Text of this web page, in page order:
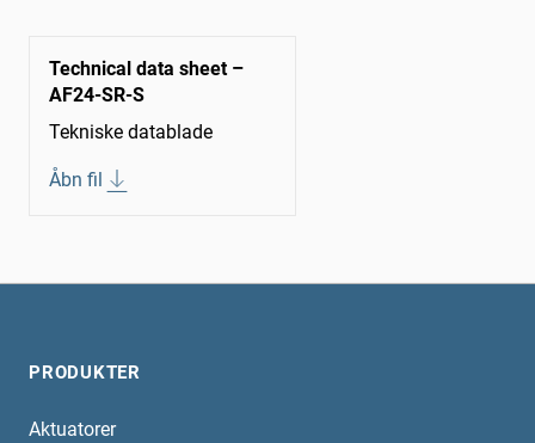
Technical data sheet –
AF24-SR-S
Tekniske datablade
Åbn fil
PRODUKTER
Aktuatorer